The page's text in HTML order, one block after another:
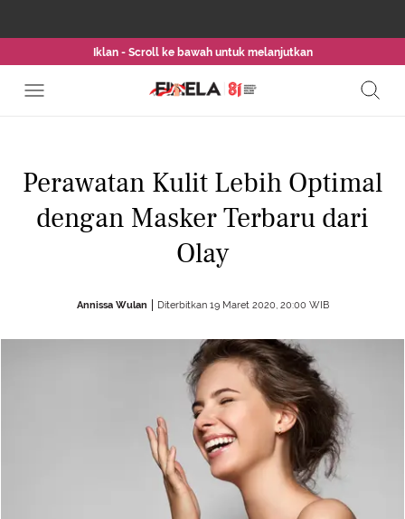
Iklan - Scroll ke bawah untuk melanjutkan
Perawatan Kulit Lebih Optimal
dengan Masker Terbaru dari
Olay
Annissa Wulan Diterbitkan 19 Maret 2020, 20:00 WIB